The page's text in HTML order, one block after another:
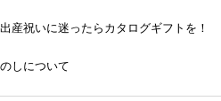
出産祝いに迷ったらカタログギフトを！
のしについて